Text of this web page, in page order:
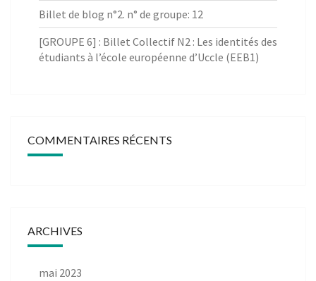
Billet de blog n°2. n° de groupe: 12
[GROUPE 6] : Billet Collectif N2 : Les identités des
étudiants à l’école européenne d’Uccle (EEB1)
COMMENTAIRES RÉCENTS
ARCHIVES
mai 2023